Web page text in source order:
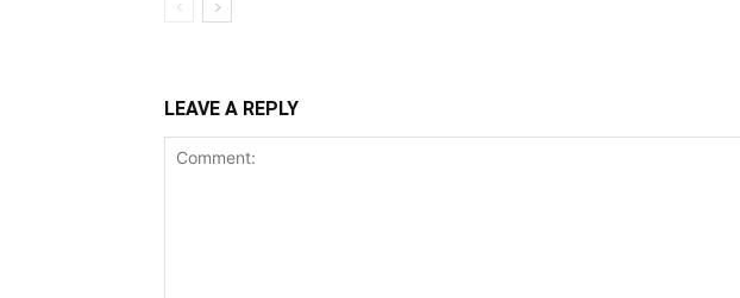
LEAVE A REPLY